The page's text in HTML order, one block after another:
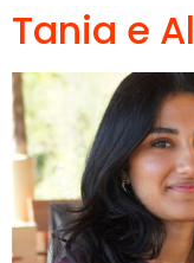
Tania e